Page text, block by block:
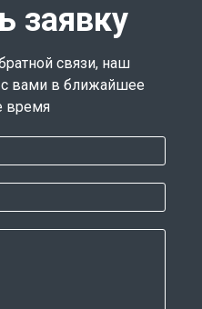
заявку
связи, наш
с вами в ближайшее
время